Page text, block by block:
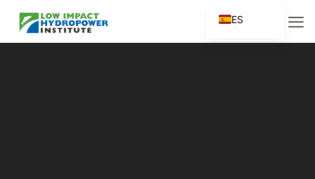
ES
EN